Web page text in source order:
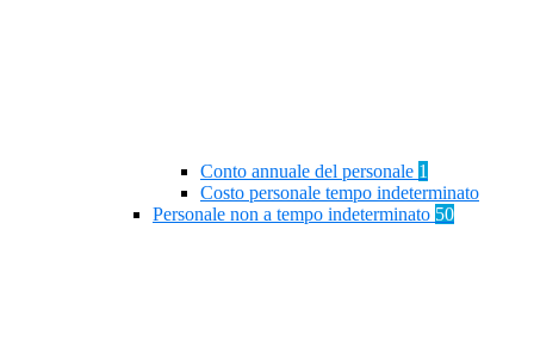
Conto annuale del personale 1
Costo personale tempo indeterminato
Personale non a tempo indeterminato 50